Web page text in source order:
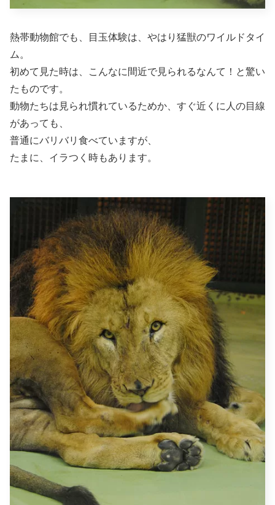
熱帯動物館でも、目玉体験は、やはり猛獣のワイルドタイ
ム。
初めて見た時は、こんなに間近で見られるなんて！と驚い
たものです。
動物たちは見られ慣れているためか、すぐ近くに人の目線
があっても、
普通にバリバリ食べていますが、
たまに、イラつく時もあります。